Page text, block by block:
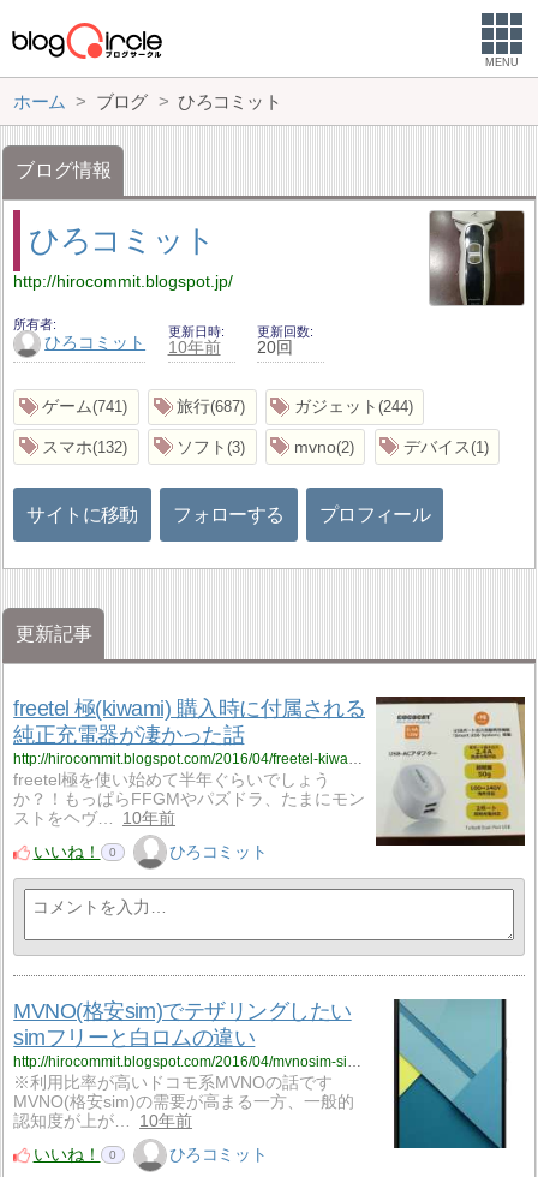
MENU
ホーム ブログ ひろコミット
ブログ情報
ひろコミット
http://hirocommit.blogspot.jp/
所有者
ひろコミット
更新日時
10年前
更新回数
20回
ゲーム 741 旅行 687 ガジェット 244
スマホ 132 ソフト 3 mvno 2 デバイス 1
サイトに移動 フォローする プロフィール
更新記事
freetel 極(kiwami) 購入時に付属される
純正充電器が凄かった話
freetel極を使い始めて半年ぐらいでしょう
か？！もっぱらFFGMやパズドラ、たまにモン
ストをヘヴ…
10年前
いいね！
0 ひろコミット
MVNO(格安sim)でテザリングしたい
simフリーと白ロムの違い
http://hirocommit.blogspot.com/2016/04/mvnosim-sim.html
※利用比率が高いドコモ系MVNOの話です
MVNO(格安sim)の需要が高まる一方、一般的
認知度が上が…
10年前
いいね！
0 ひろコミット